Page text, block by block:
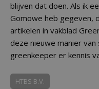
blijven dat doen. Als ik
Gomowe heb gegeven,
artikelen in vakblad
deze nieuwe manier
greenkeeper er kennis
HTBS B.V.